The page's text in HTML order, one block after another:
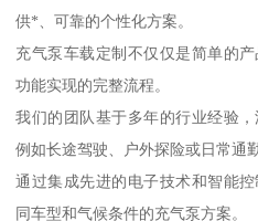
供*、可靠的个性化方案。
充气泵车载定制不仅仅是简单的
功能实现的完整流程。
我们的团队基于多年的行业经验
例如长途驾驶、户外探险或日常通勤
通过集成先进的电子技术和智能
同车型和气候条件的充气泵方案。